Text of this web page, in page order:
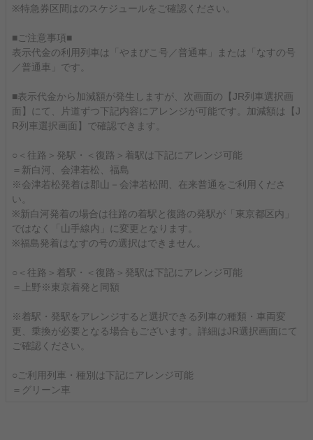
※特急券区間はのスケジュールをご確認ください。
■ご注意事項■
表示代金の利用列車は「やまびこ号／普通車」または「なすの号
／普通車」です。
■表示代金から加減額が発生しますが、次画面の【JR列車選択画
面】にて、片道ずつ下記内容にアレンジが可能です。加減額は【J
R列車選択画面】で確認できます。
○＜往路＞発駅・＜復路＞着駅は下記にアレンジ可能
＝新白河、会津若松、福島
※会津若松発着は郡山－会津若松間、在来普通をご利用くださ
い。
※新白河発着の場合は往路の着駅と復路の発駅が「東京都区内」
ではなく「山手線内」に変更となります。
※福島発着はなすの号の選択はできません。
○＜往路＞着駅・＜復路＞発駅は下記にアレンジ可能
＝上野※東京着発と同額
※着駅・発駅をアレンジすると選択できる列車の種類・車両変
更、乗換が必要となる場合もございます。詳細はJR選択画面にて
ご確認ください。
○ご利用列車・種別は下記にアレンジ可能
＝グリーン車